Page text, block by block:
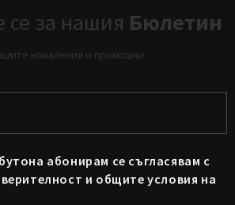
се за нашия Бюлетин
намаления и промоции.
абонирам се съгласявам с
и общите условия на